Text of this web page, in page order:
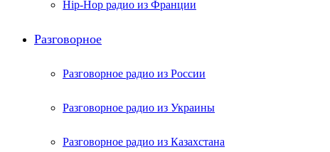
Hip-Hop радио из Франции
Разговорное
Разговорное радио из России
Разговорное радио из Украины
Разговорное радио из Казахстана